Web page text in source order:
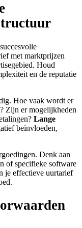
met marktprijzen
Houd
en de reputatie
Hoe vaak wordt er
Zijn er mogelijkheden
Lange
beïnvloeden,
Denk aan
of specifieke software
je effectieve uurtarief